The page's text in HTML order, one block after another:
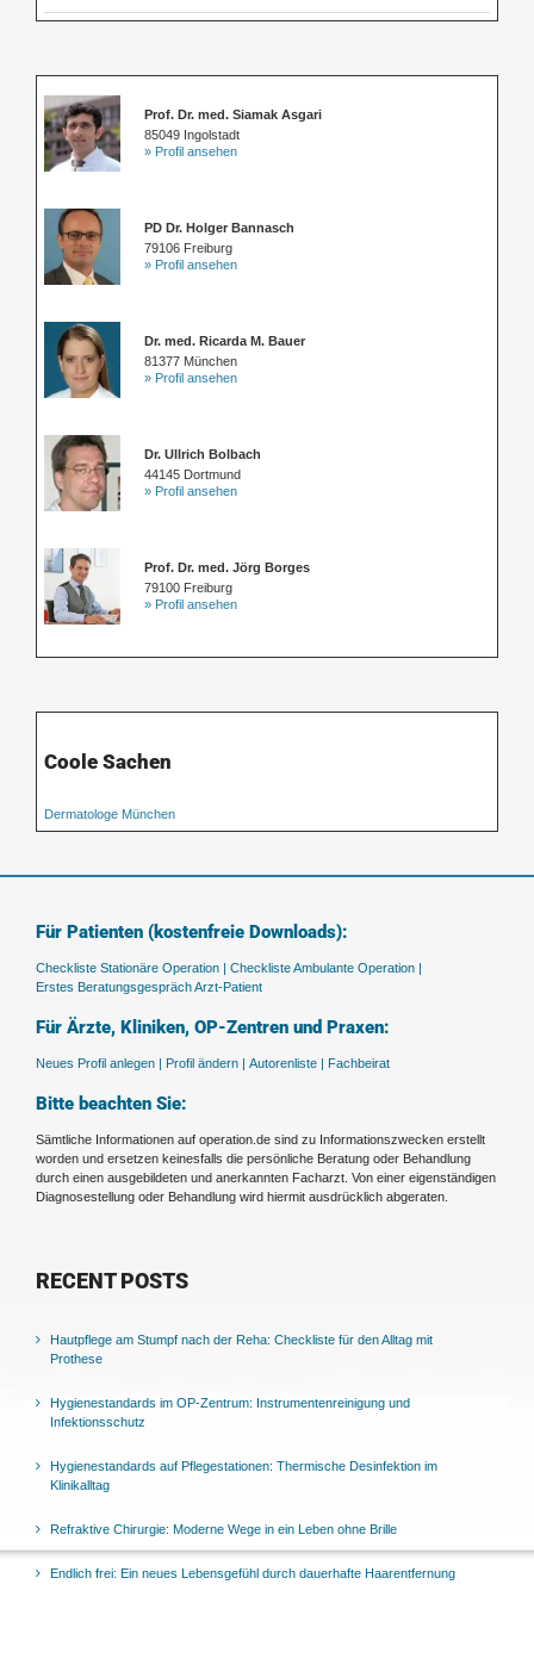
Prof. Dr. med. Siamak Asgari
85049 Ingolstadt
» Profil ansehen
PD Dr. Holger Bannasch
79106 Freiburg
» Profil ansehen
Dr. med. Ricarda M. Bauer
81377 München
» Profil ansehen
Dr. Ullrich Bolbach
44145 Dortmund
» Profil ansehen
Prof. Dr. med. Jörg Borges
79100 Freiburg
» Profil ansehen
Coole Sachen
Dermatologe München
Für Patienten (kostenfreie Downloads):
Checkliste Stationäre Operation | Checkliste Ambulante Operation |
Erstes Beratungsgespräch Arzt-Patient
Für Ärzte, Kliniken, OP-Zentren und Praxen:
Neues Profil anlegen | Profil ändern | Autorenliste | Fachbeirat
Bitte beachten Sie:
Sämtliche Informationen auf operation.de sind zu Informationszwecken erstellt
worden und ersetzen keinesfalls die persönliche Beratung oder Behandlung
durch einen ausgebildeten und anerkannten Facharzt. Von einer eigenständigen
Diagnosestellung oder Behandlung wird hiermit ausdrücklich abgeraten.
RECENT POSTS
Hautpflege am Stumpf nach der Reha: Checkliste für den Alltag mit
Prothese
Hygienestandards im OP-Zentrum: Instrumentenreinigung und
Infektionsschutz
Hygienestandards auf Pflegestationen: Thermische Desinfektion im
Klinikalltag
Refraktive Chirurgie: Moderne Wege in ein Leben ohne Brille
Endlich frei: Ein neues Lebensgefühl durch dauerhafte Haarentfernung